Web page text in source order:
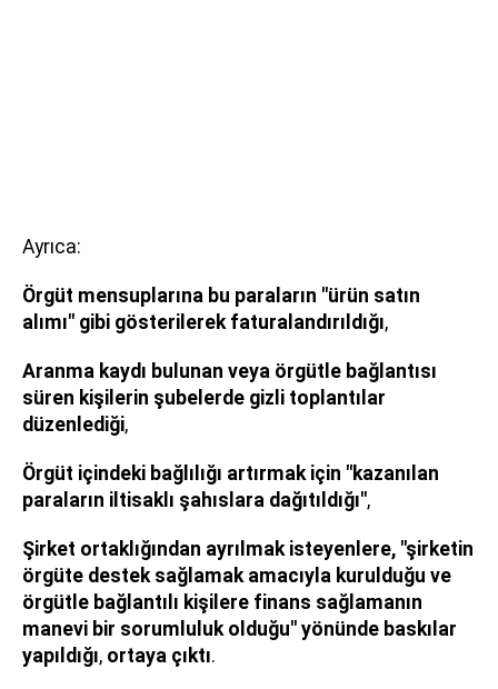
Ayrıca:
Örgüt mensuplarına bu paraların "ürün satın
alımı" gibi gösterilerek faturalandırıldığı,
Aranma kaydı bulunan veya örgütle bağlantısı
süren kişilerin şubelerde gizli toplantılar
düzenlediği,
Örgüt içindeki bağlılığı artırmak için "kazanılan
paraların iltisaklı şahıslara dağıtıldığı",
Şirket ortaklığından ayrılmak isteyenlere, "şirketin
örgüte destek sağlamak amacıyla kurulduğu ve
örgütle bağlantılı kişilere finans sağlamanın
manevi bir sorumluluk olduğu" yönünde baskılar
yapıldığı, ortaya çıktı.